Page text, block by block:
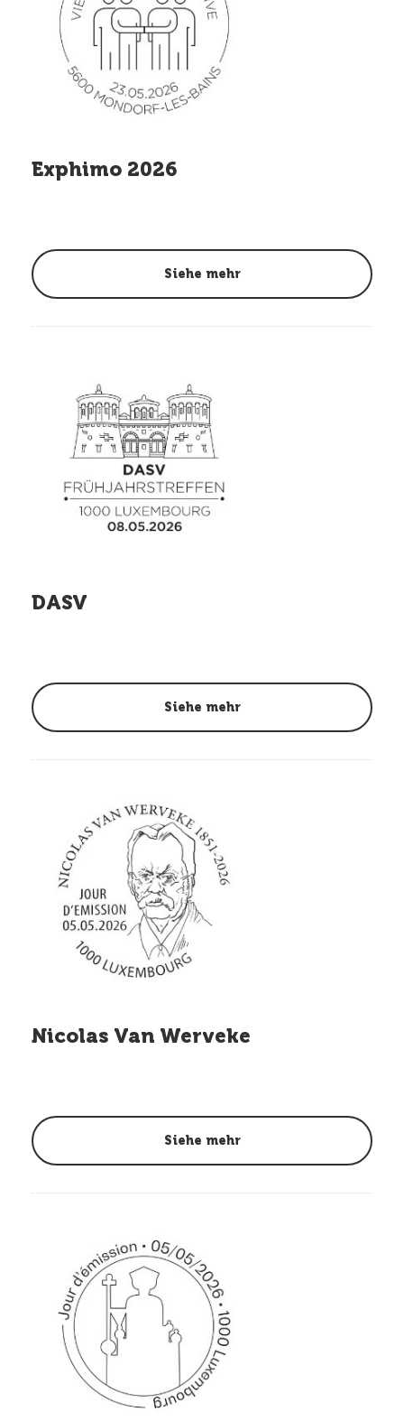
Exphimo 2026
Siehe mehr
DASV
Siehe mehr
Nicolas Van Werveke
Siehe mehr